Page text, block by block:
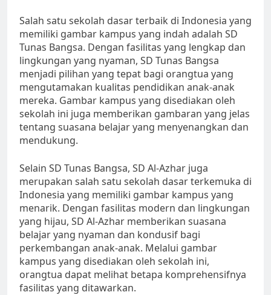
Salah satu sekolah dasar terbaik di Indonesia yang
memiliki gambar kampus yang indah adalah SD
Tunas Bangsa. Dengan fasilitas yang lengkap dan
lingkungan yang nyaman, SD Tunas Bangsa
menjadi pilihan yang tepat bagi orangtua yang
mengutamakan kualitas pendidikan anak-anak
mereka. Gambar kampus yang disediakan oleh
sekolah ini juga memberikan gambaran yang jelas
tentang suasana belajar yang menyenangkan dan
mendukung.
Selain SD Tunas Bangsa, SD Al-Azhar juga
merupakan salah satu sekolah dasar terkemuka di
Indonesia yang memiliki gambar kampus yang
menarik. Dengan fasilitas modern dan lingkungan
yang hijau, SD Al-Azhar memberikan suasana
belajar yang nyaman dan kondusif bagi
perkembangan anak-anak. Melalui gambar
kampus yang disediakan oleh sekolah ini,
orangtua dapat melihat betapa komprehensifnya
fasilitas yang ditawarkan.